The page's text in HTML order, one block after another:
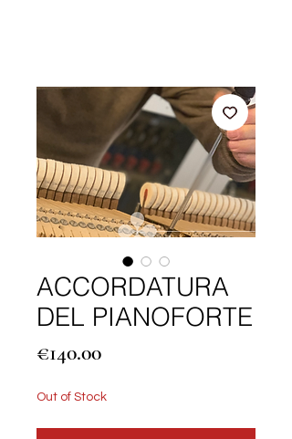
ACCORDATURA
DEL PIANOFORTE
€140.00Price
Out of Stock